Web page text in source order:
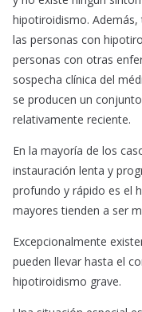
hipotiroidismo.
las personas con
personas con otras
sospecha clínica del
se producen un
relativamente reciente.
En la mayoría de los
instauración lenta y
profundo y rápido es el
mayores tienden a ser
Excepcionalmente
pueden llevar hasta el
hipotiroidismo grave.